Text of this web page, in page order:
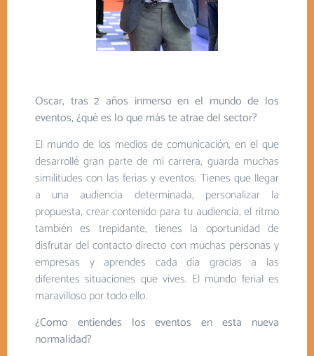
Oscar, tras 2 años inmerso en el mundo de los
eventos, ¿qué es lo que más te atrae del sector?
El mundo de los medios de comunicación, en el que
desarrollé gran parte de mi carrera, guarda muchas
similitudes con las ferias y eventos. Tienes que llegar
a una audiencia determinada, personalizar la
propuesta, crear contenido para tu audiencia, el ritmo
también es trepidante, tienes la oportunidad de
disfrutar del contacto directo con muchas personas y
empresas y aprendes cada día gracias a las
diferentes situaciones que vives. El mundo ferial es
maravilloso por todo ello.
¿Como entiendes los eventos en esta nueva
normalidad?